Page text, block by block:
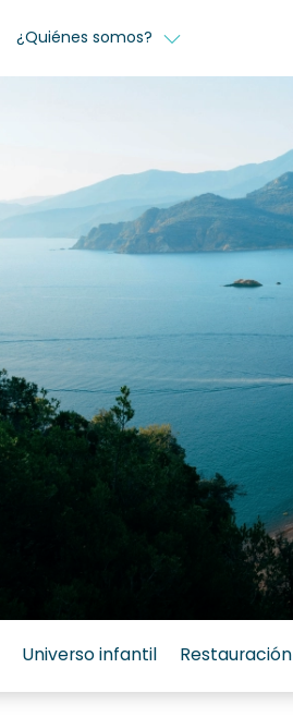
¿Quiénes somos?
Universo infantil Restauración